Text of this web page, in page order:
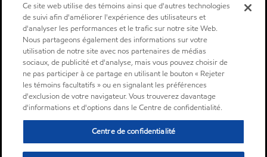
Ce site web utilise des témoins ainsi que d'autres technologies
de suivi afin d'améliorer l'expérience des utilisateurs et
d'analyser les performances et le trafic sur notre site Web.
Nous partageons également des informations sur votre
utilisation de notre site avec nos partenaires de médias
sociaux, de publicité et d'analyse, mais vous pouvez choisir de
ne pas participer à ce partage en utilisant le bouton « Rejeter
les témoins facultatifs » ou en signalant les préférences
d'exclusion de votre navigateur. Vous trouverez davantage
d'informations et d'options dans le Centre de confidentialité.
Centre de confidentialité